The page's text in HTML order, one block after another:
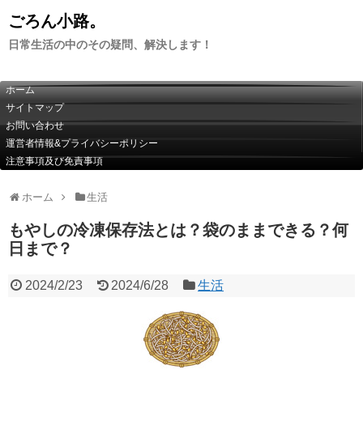
ごろん小路。
日常生活の中のその疑問、解決します！
ホーム
サイトマップ
お問い合わせ
運営者情報&プライバシーポリシー
注意事項及び免責事項
ホーム 生活
もやしの冷凍保存法とは？袋のままできる？何
日まで？
2024/2/23 2024/6/28 生活